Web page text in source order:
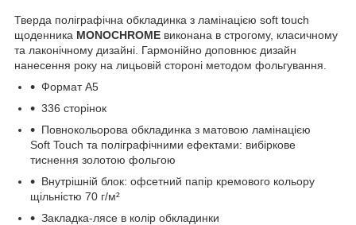
Тверда поліграфічна обкладинка з ламінацією soft touch
щоденника MONOCHROME виконана в строгому, класичному
та лаконічному дизайні. Гармонійно доповнює дизайн
нанесення року на лицьовій стороні методом фольгування.
Формат А5
336 сторінок
Повнокольорова обкладинка з матовою ламінацією
Soft Touch та поліграфічними ефектами: вибіркове
тиснення золотою фольгою
Внутрішній блок: офсетний папір кремового кольору
щільністю 70 г/м²
Закладка-лясе в колір обкладинки